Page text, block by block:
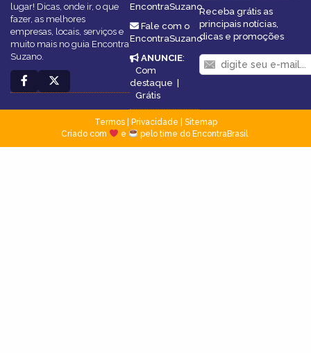
lugar! Dicas, onde ir, o que
fazer, as melhores
empresas, locais, serviços e
muito mais no guia Encontra
Suzano.
EncontraSuzano
Fale com o
EncontraSuzano
ANUNCIE:
Com
destaque |
Grátis
Receba grátis as
principais notícias,
dicas e promoções
Termos| Privacidade
Sitemap
Criado com
e pelo time do EncontraBrasil